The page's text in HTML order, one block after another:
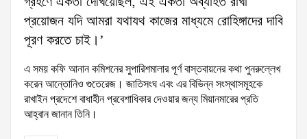
প্রয়োজন যদি আমরা যথাযথ কাজের মাধ্যমে রোহিঙ্গাদের দাবি
পূরণ করতে চাই।’
এ সময় কফি আনান কমিশনের সুপারিশমালার পূর্ণ বাস্তবায়নের কথা পুনরুল্লেখ
করেন আন্তোনিও গুতেরেজ। জাতিসংঘ এবং এর বিভিন্ন সংস্থাসমূহকে
রাখাইন প্রদেশে বাধাহীন প্রবেশাধিকার দেওয়ার জন্য মিয়ানমারের প্রতি
আহ্বান জানান তিনি।